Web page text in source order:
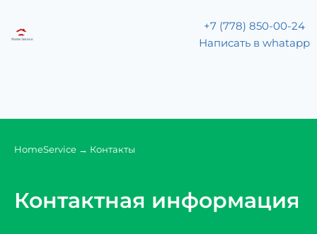
+7 (778) 850-00-24
Написать в whatapp
HomeService → Контакты
Контактная информация